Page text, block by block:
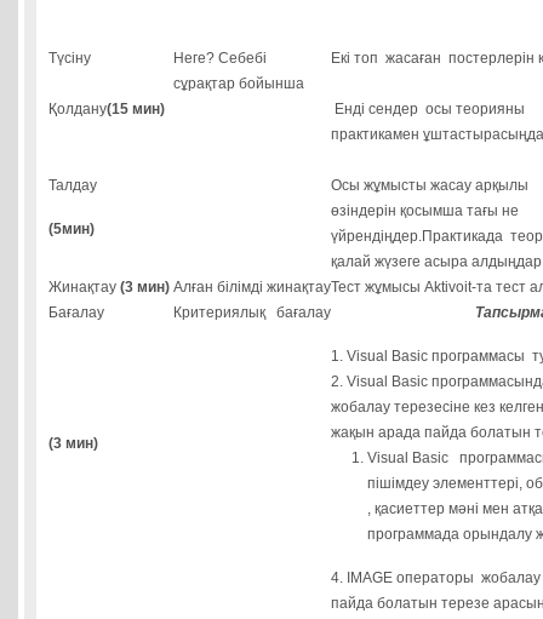
Түсіну
Неге? Себебі
сұрақтар бойынша
Екі топ жасаған постерлерін
Қолдану(15 мин)
Енді сендер осы теорияны
практикамен
Талдау
(5мин)
Осы жұмысты жасау арқылы
өзіндерін қосымша тағы не
үйрендіңдер.Практикада
қалай жүзеге асыра
Жинақтау (3 мин) Алған білімді жинақтауТест жұмысы Aktivoit-та тест
Бағалау
(3 мин)
Критериялық бағалау
1. Visual Basic программасы
2. Visual Basic
жобалау терезесіне кез
жақын арада пайда болатын
Visual Вasic
пішімдеу элементтері,
, қасиеттер мәні мен
программада орындалу
4. IMAGE операторы
пайда болатын терезе